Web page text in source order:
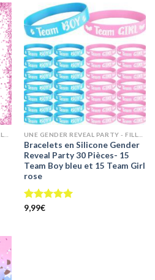
34,99€.29,99€.
Bracelets en Silicone Gender
Reveal Party 30 Pièces- 15
Team Boy bleu et 15 Team Girl
rose
Note
9,99€